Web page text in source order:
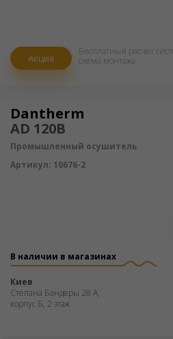
Акция
Бесплатный расчет
схема монтажа.
Осушитель
Dantherm
AD 120B
Промышленный осушитель
Артикул: 10676-2
В наличии в магазинах
Киев
Степана Бандеры 28 А,
корпус Б, 2 этаж